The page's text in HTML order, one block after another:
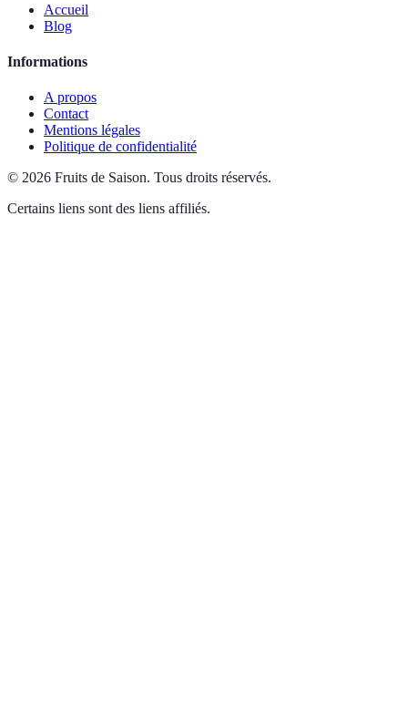
Accueil
Blog
Informations
A propos
Contact
Mentions légales
Politique de confidentialité
© 2026 Fruits de Saison. Tous droits réservés.
Certains liens sont des liens affiliés.